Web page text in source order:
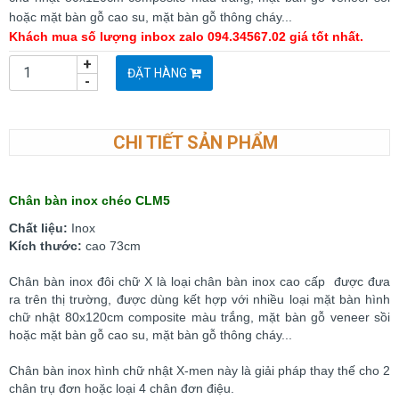
hoặc mặt bàn gỗ cao su, mặt bàn gỗ thông cháy...
Khách mua số lượng inbox zalo 094.34567.02 giá tốt nhất.
-
+ ĐẶT HÀNG
CHI TIẾT SẢN PHẨM
Chân bàn inox chéo CLM5
Chất liệu: Inox
Kích thước: cao 73cm
Chân bàn inox đôi chữ X là loại chân bàn inox cao cấp được đưa
ra trên thị trường, được dùng kết hợp với nhiều loại mặt bàn hình
chữ nhật 80x120cm composite màu trắng, mặt bàn gỗ veneer sồi
hoặc mặt bàn gỗ cao su, mặt bàn gỗ thông cháy...
Chân bàn inox hình chữ nhật X-men này là giải pháp thay thế cho 2
chân trụ đơn hoặc loại 4 chân đơn điệu.